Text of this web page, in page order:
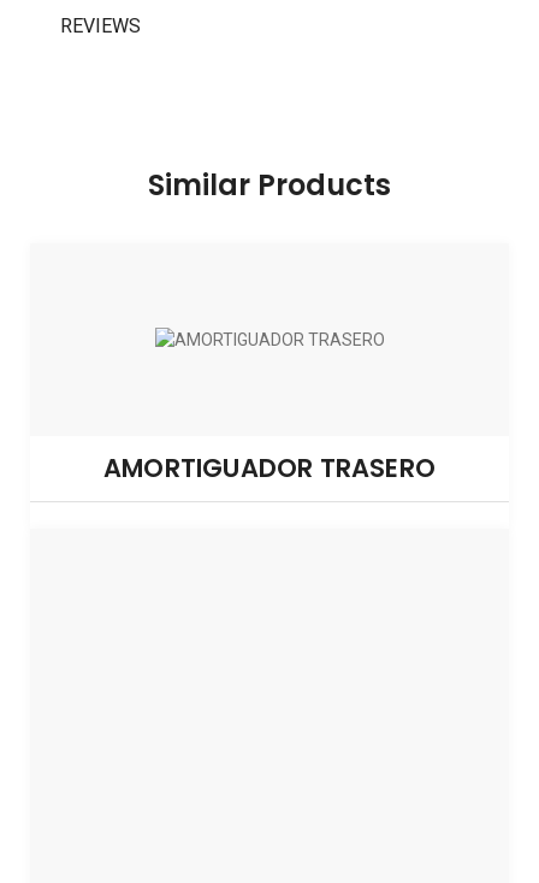
REVIEWS
Similar Products
AMORTIGUADOR TRASERO